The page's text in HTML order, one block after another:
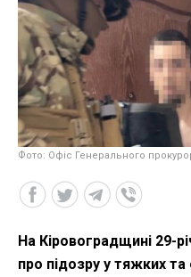
Фото: Офіс Генерального
На Кіровоградщині 29-
про підозру у тяжких